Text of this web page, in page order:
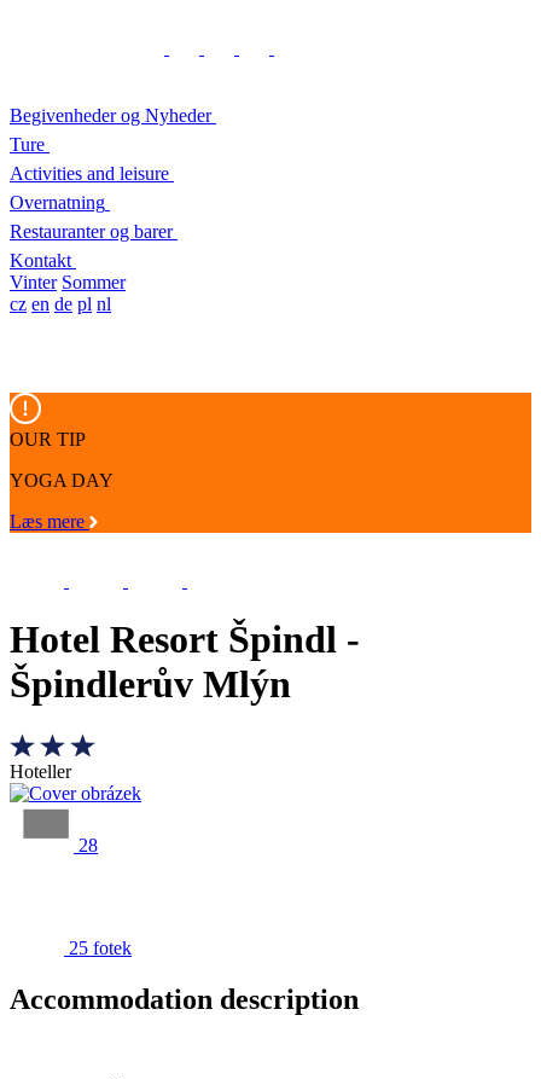
Begivenheder og Nyheder
Ture
Activities and leisure
Overnatning
Restauranter og barer
Kontakt
Vinter Sommer
cz en de pl nl
OUR TIP
YOGA DAY
Læs mere
Hotel Resort Špindl -
Špindlerův Mlýn
Hoteller
28
25 fotek
Accommodation description